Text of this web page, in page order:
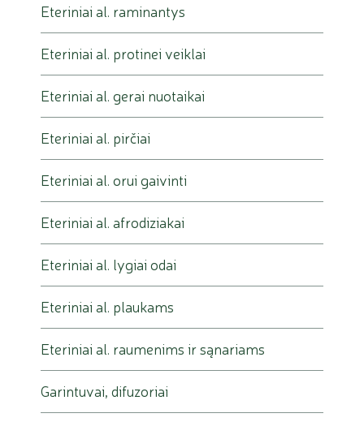
Eteriniai al. raminantys
Eteriniai al. protinei veiklai
Eteriniai al. gerai nuotaikai
Eteriniai al. pirčiai
Eteriniai al. orui gaivinti
Eteriniai al. afrodiziakai
Eteriniai al. lygiai odai
Eteriniai al. plaukams
Eteriniai al. raumenims ir sąnariams
Garintuvai, difuzoriai